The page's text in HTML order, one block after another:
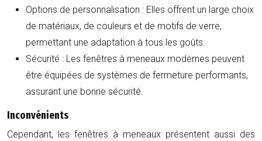
Options de personnalisation : Elles offrent un large choix
de matériaux, de couleurs et de motifs de verre,
permettant une adaptation à tous les goûts.
Sécurité : Les fenêtres à meneaux modernes peuvent
être équipées de systèmes de fermeture performants,
assurant une bonne sécurité.
Inconvénients
Cependant, les fenêtres à meneaux présentent aussi des